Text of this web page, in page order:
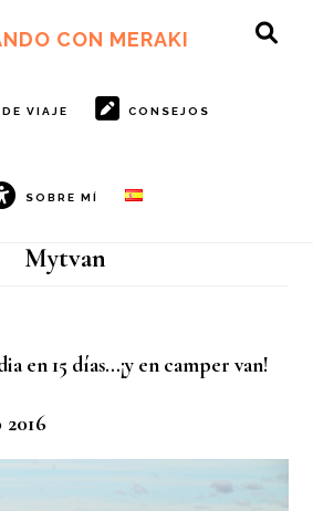
CON MERAKI
VIAJE CONSEJOS
SOBRE MÍ
Mytvan
en 15 días…¡y en camper van!